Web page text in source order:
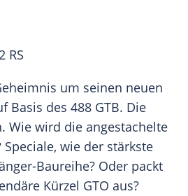
RS
um seinen neuen
Basis des 488 GTB. Die
Wie wird die angestachelte
wie der stärkste
Baureihe? Oder packt
Kürzel GTO aus?